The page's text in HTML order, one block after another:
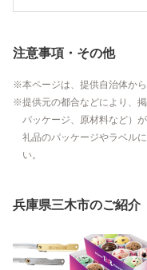
注意事項・その他
本ページは、提供自治体か
提供元の都合などにより、
パッケージ、原材料など）
礼品のパッケージやラベル
い。
兵庫県三木市のご紹介